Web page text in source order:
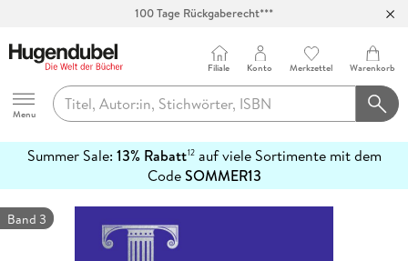
Abholung in über 100 Filialen
Hugendubel
Menu
Filiale Konto Merkzettel Warenkorb
Summer Sale: 13% Rabatt12auf viele Sortimente mit dem
CodeSOMMER13
erfahren
Band 3